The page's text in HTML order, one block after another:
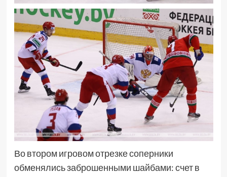
Во втором игровом отрезке соперники
обменялись заброшенными шайбами: счет в